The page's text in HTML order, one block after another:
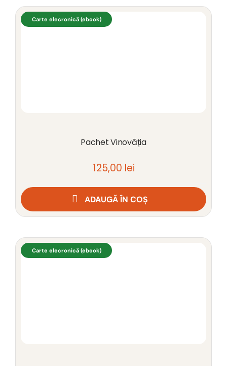
Carte elecronică (ebook)
Pachet Vinovăția
125,00 lei
ADAUGĂ ÎN COȘ
Carte elecronică (ebook)